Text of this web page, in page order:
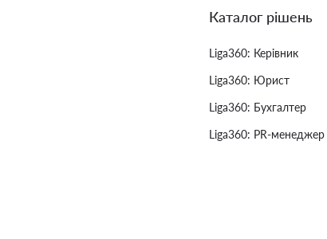
Каталог рішень
Liga360: Керівник
Liga360: Юрист
Liga360: Бухгалтер
Liga360: PR-менеджер